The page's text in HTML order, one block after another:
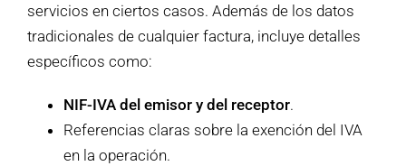
servicios en ciertos casos. Además de los datos
tradicionales de cualquier factura, incluye detalles
específicos como:
NIF-IVA del emisor y del receptor.
Referencias claras sobre la exención del IVA
en la operación.